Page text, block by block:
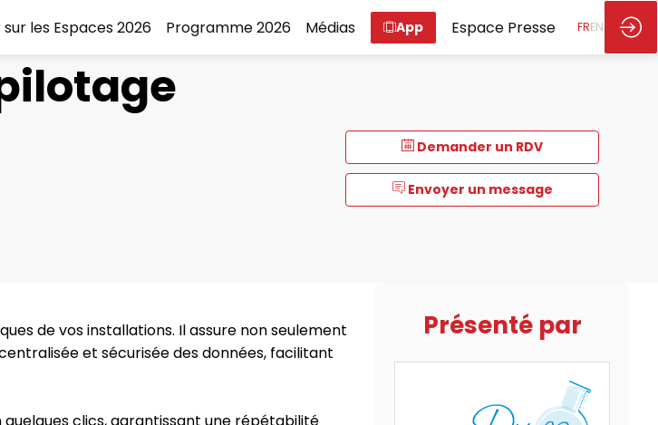
les Espaces 2026 Programme 2026 Médias App Espace Presse FREN
Demander un RDV
Envoyer un message
de vos installations. Il assure non seulement
et sécurisée des données, facilitant
Présenté par